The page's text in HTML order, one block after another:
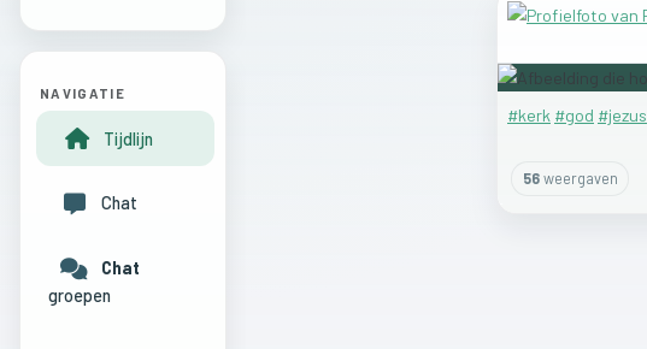
#kerk #god #jezus
56weergaven
NAVIGATIE
Tijdlijn
Chat
Chat
groepen